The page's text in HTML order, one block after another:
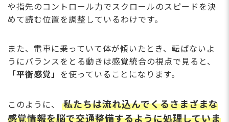
や指先のコントロール⼒でスクロールのスピードを決
めて読む位置を調整しているわけです。
また、電⾞に乗っていて体が傾いたとき、転ばないよ
うにバランスをとる動きは感覚統合の視点で⾒ると、
「平衡感覚」 を使っていることになります。
このように、
私たちは流れ込んでくるさまざまな
感覚情報を脳で交通整備するように処理していま